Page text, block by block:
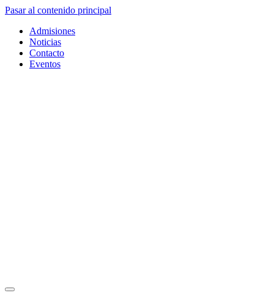
Pasar al contenido principal
Admisiones
Noticias
Contacto
Eventos